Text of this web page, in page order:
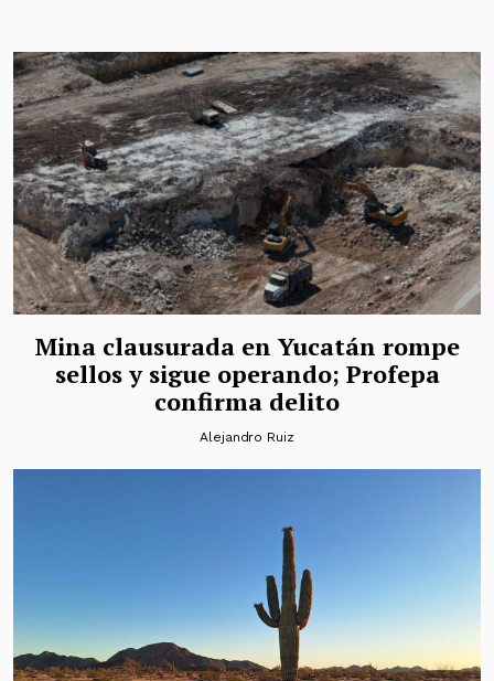
Mina clausurada en Yucatán rompe
sellos y sigue operando; Profepa
confirma delito
Alejandro Ruiz